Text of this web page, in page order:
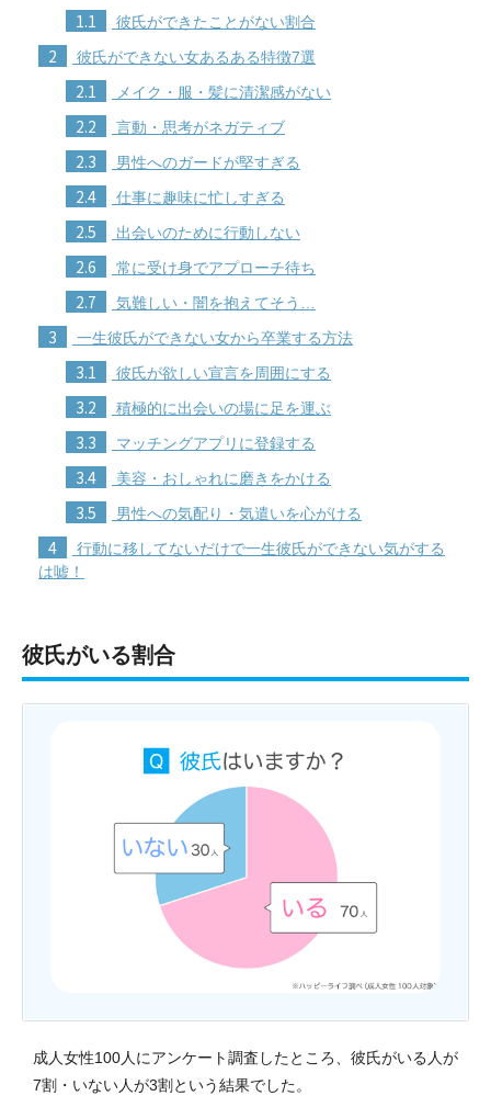
1.1 彼氏ができたことがない割合
2 彼氏ができない女あるある特徴7選
2.1 メイク・服・髪に清潔感がない
2.2 言動・思考がネガティブ
2.3 男性へのガードが堅すぎる
2.4 仕事に趣味に忙しすぎる
2.5 出会いのために行動しない
2.6 常に受け身でアプローチ待ち
2.7 気難しい・闇を抱えてそう…
3 一生彼氏ができない女から卒業する方法
3.1 彼氏が欲しい宣言を周囲にする
3.2 積極的に出会いの場に足を運ぶ
3.3 マッチングアプリに登録する
3.4 美容・おしゃれに磨きをかける
3.5 男性への気配り・気遣いを心がける
4
行動に移してないだけで一生彼氏ができない気がする
は嘘！
彼氏がいる割合
成人女性100人にアンケート調査したところ、彼氏がいる人が
7割・いない人が3割という結果でした。